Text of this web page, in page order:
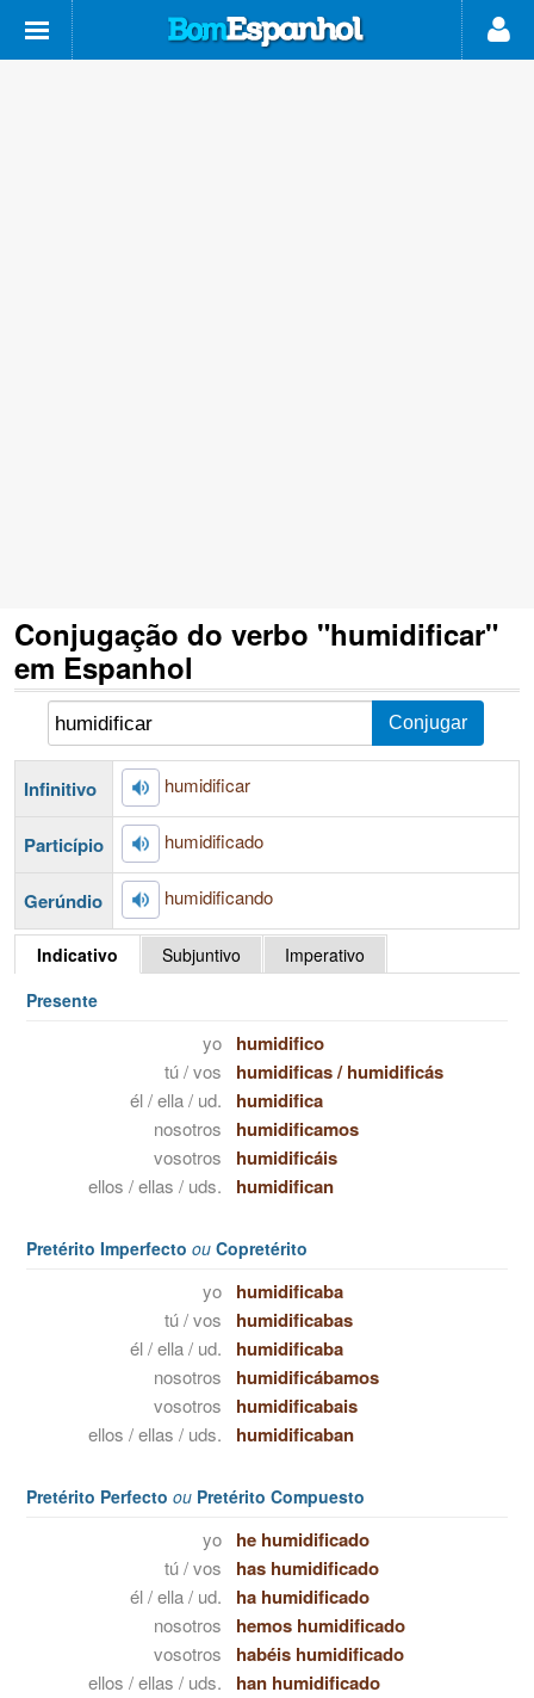
Conjugação do verbo "humidificar"
em Espanhol
Infinitivo humidificar
Particípio humidificado
Gerúndio humidificando
Indicativo Subjuntivo
Imperativo
Presente
yo humidifico
tú / vos humidificas/humidificás
él / ella / ud. humidifica
nosotros humidificamos
vosotros humidificáis
ellos / ellas / uds. humidifican
Pretérito Imperfecto ou Copretérito
yo humidificaba
tú / vos humidificabas
él / ella / ud. humidificaba
nosotros humidificábamos
vosotros humidificabais
ellos / ellas / uds. humidificaban
Pretérito Perfecto ou Pretérito Compuesto
yo he humidificado
tú / vos has humidificado
él / ella / ud. ha humidificado
nosotros hemos humidificado
vosotros habéis humidificado
ellos / ellas / uds. han humidificado